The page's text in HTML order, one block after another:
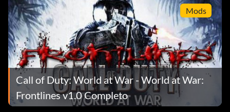
Mods
Call of Duty: World at War - World at War:
Frontlines v1.0 Completo